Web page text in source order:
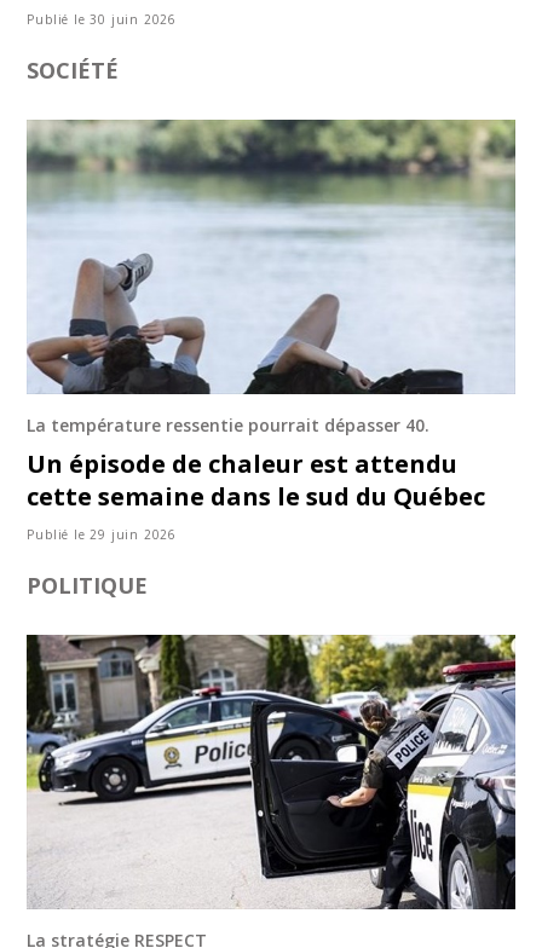
Publié le 30 juin 2026
SOCIÉTÉ
La température ressentie pourrait dépasser 40.
Un épisode de chaleur est attendu
cette semaine dans le sud du Québec
Publié le 29 juin 2026
POLITIQUE
La stratégie RESPECT